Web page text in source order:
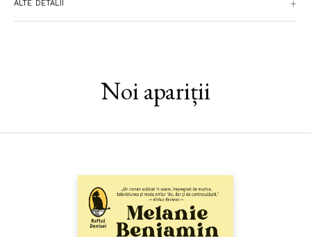
Actori decisivi pentru istoria micii Albanii în deceniul al
șaptelea, și deopotrivă ai viitorului său roman, sunt în fața sa. În
dintre viitoarele sale personaje, se întoarce în țara natală
proza intimistă pe cea fantastică, iar satira povestea de
ALTE DETALII
Noi apariții